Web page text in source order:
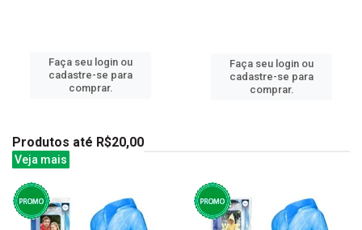
Faça seu login ou
cadastre-se para
comprar.
Faça seu login ou
cadastre-se para
comprar.
Produtos até R$20,00
Veja mais